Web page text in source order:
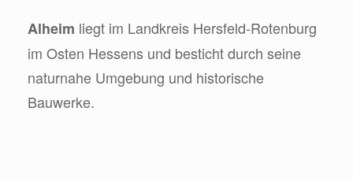
Alheim liegt im Landkreis Hersfeld-Rotenburg
im Osten Hessens und besticht durch seine
naturnahe Umgebung und historische
Bauwerke.